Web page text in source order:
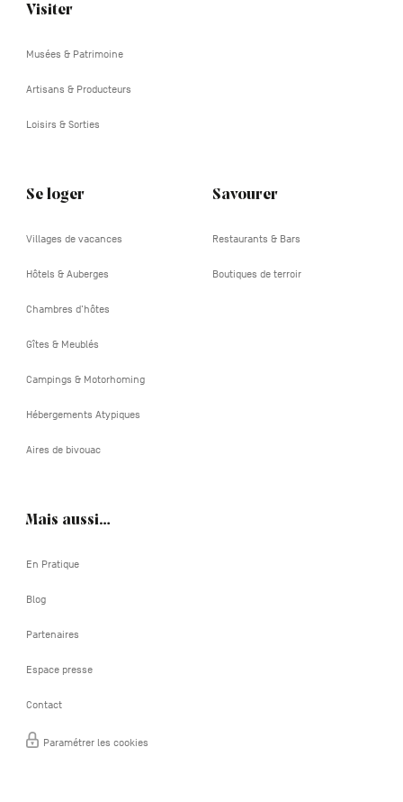
Navigation
Visiter
Musées & Patrimoine
Artisans & Producteurs
Loisirs & Sorties
Se loger
Villages de vacances
Hôtels & Auberges
Chambres d'hôtes
Gîtes & Meublés
Campings & Motorhoming
Hébergements Atypiques
Aires de bivouac
Savourer
Restaurants & Bars
Boutiques de terroir
Mais aussi…
En Pratique
Blog
Partenaires
Espace presse
Contact
Paramétrer les cookies